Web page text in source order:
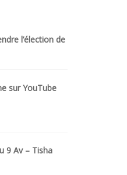
l’élection de
sur YouTube
9 Av – Tisha